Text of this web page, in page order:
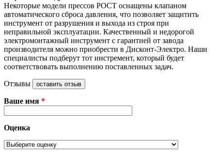
Некоторые модели прессов РОСТ оснащены клапаном
автоматического сброса давления, что позволяет защитить
инструмент от разрушения и выхода из строя при
неправильной эксплуатации. Качественный и недорогой
электромонтажный инструмент с гарантией от завода
производителя можно приобрести в Дисконт-Электро. Наши
специалисты подберут тот инстремент, который будет
соответствовать выполнению поставленных задач.
Отзывы оставить отзыв
Ваше имя *
Оценка